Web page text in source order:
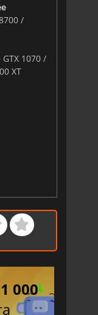
de
univers
les
tour
dose
/
GTX 1070 /
XT
1 000